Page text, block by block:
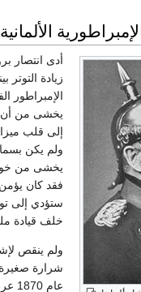
الألمانية
أدى انتصار
زيادة التوتر
الإمبراطور
يخشى من أن
إلى قلب
ولم يكن
يخشى من
فقد كان
ستؤدي إلى
خلف قيادة
ولم ينقص
شرارة